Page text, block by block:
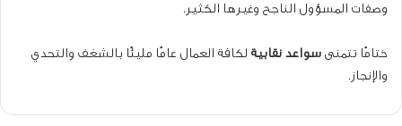
وصفات المسؤول الناجح وغيرها الكثير.
ختامًا تتمنى سواعد نقابية لكافة العمال عامًا مليئًا بالشغف والتحدي
والإنجاز.